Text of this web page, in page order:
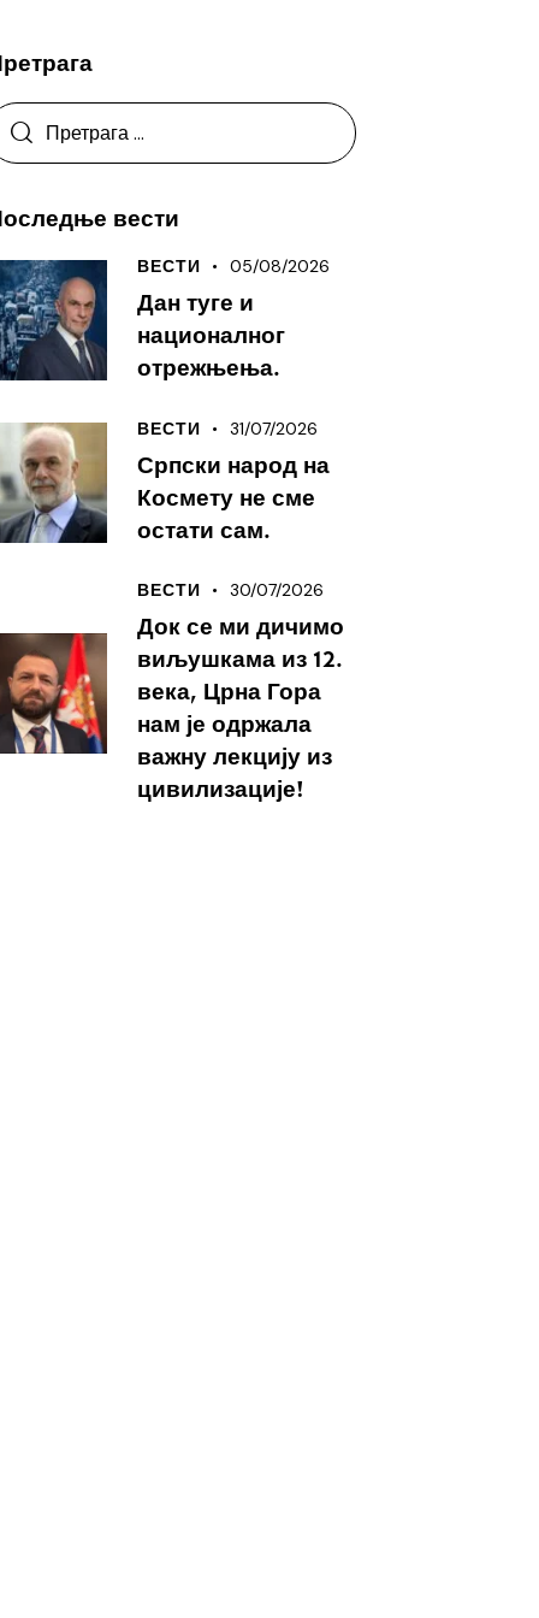
вести
ВЕСТИ 05/08/2026
Дан туге и
националног
отрежњења.
ВЕСТИ 31/07/2026
Српски народ на
Космету не сме
остати сам.
ВЕСТИ 30/07/2026
Док се ми дичимо
виљушкама из 12.
века, Црна Гора
нам је одржала
важну лекцију из
цивилизације!